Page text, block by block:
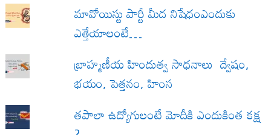
మావోయిస్టు పార్టీ మీద నిషేధంఎందుకు
ఎత్తేయాలంటే…
బ్రాహ్మణీయ హిందుత్వ సాధనాలు ద్వేషం,
భయం, పెత్తనం, హింస
త‌పాలా ఉద్యోగులంటే మోదీకి ఎందుకింత కక్ష